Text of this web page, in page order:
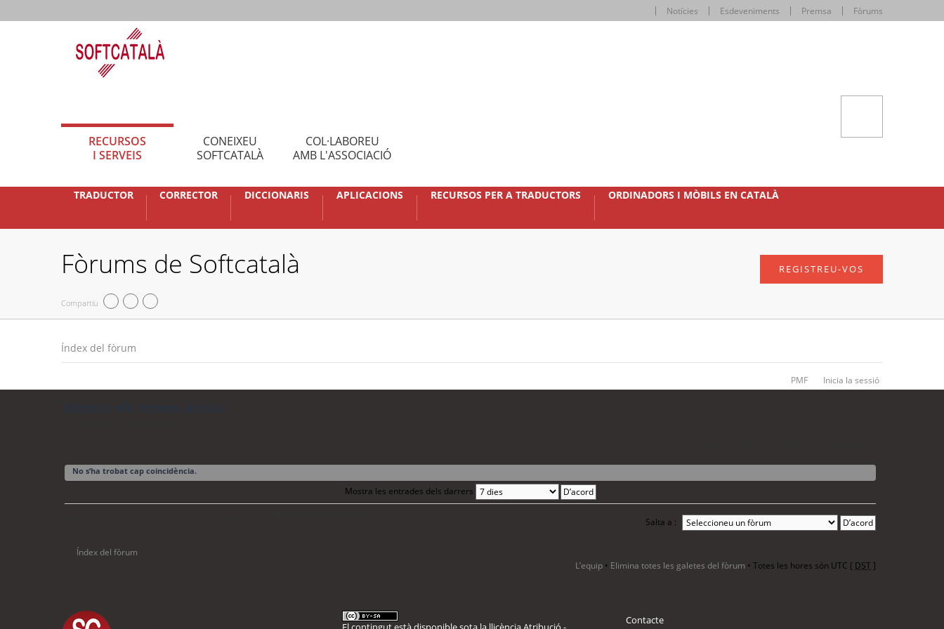
Notícies Esdeveniments Premsa Fòrums
RECURSOS
I SERVEIS
CONEIXEU
SOFTCATALÀ
COL·LABOREU
AMB L'ASSOCIACIÓ
TRADUCTOR CORRECTOR DICCIONARIS APLICACIONS RECURSOS PER A TRADUCTORS ORDINADORS I MÒBILS EN CATALÀ
Fòrums de Softcatalà
Compartiu
REGISTREU-VOS
Índex del fòrum
PMF Inicia la sessió
No s’ha trobat cap coincidència.
Mostra les entrades dels darrers
Salta a :
Índex del fòrum
L’equip • Elimina totes les galetes del fòrum • Totes les hores són UTC [ DST]
Contacte